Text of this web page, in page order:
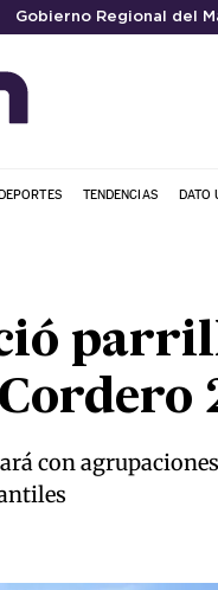
Gobierno Regional del
TENDENCIAS DATO
con